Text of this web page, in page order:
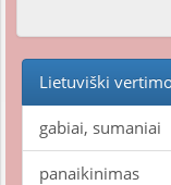
Lietuviški
gabiai, sumaniai
panaikinimas